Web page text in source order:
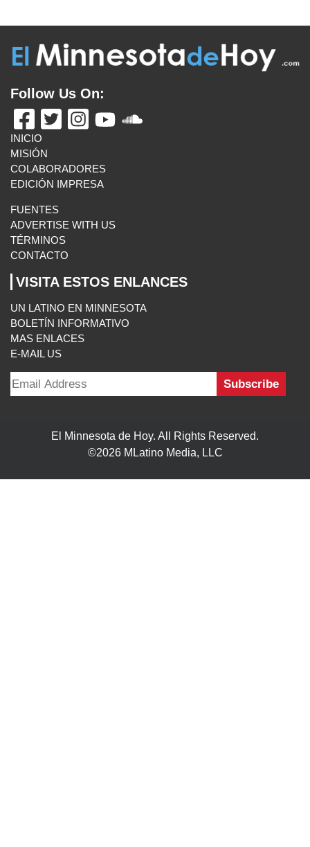
Follow Us On:
INICIO
MISIÓN
COLABORADORES
EDICIÓN IMPRESA
FUENTES
ADVERTISE WITH US
TÉRMINOS
CONTACTO
VISITA ESTOS ENLANCES
UN LATINO EN MINNESOTA
BOLETÍN INFORMATIVO
MAS ENLACES
E-MAIL US
El Minnesota de Hoy. All Rights Reserved.
©2026 MLatino Media, LLC